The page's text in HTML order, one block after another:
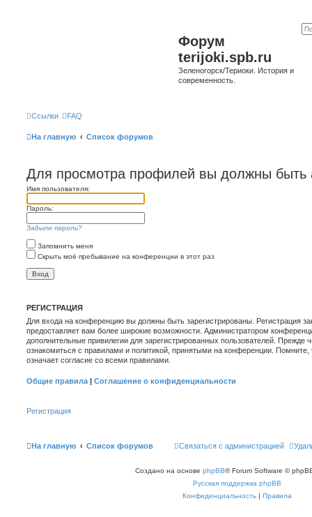
Форум
terijoki.spb.ru
Зеленогорск/Териоки. История и
современность.
Ссылки FAQ
На главную Список форумов
Для просмотра профилей вы должны быть
Имя пользователя:
Пароль:
Забыли пароль?
Запомнить меня
Скрыть моё пребывание на конференции в этот раз
РЕГИСТРАЦИЯ
Для входа на конференцию вы должны быть зарегистрированы. Регистрация
предоставляет вам более широкие возможности. Администратором
дополнительные привилегии для зарегистрированных пользователей. Прежде
ознакомиться с правилами и политикой, принятыми на конференции.
означает согласие со всеми правилами.
Общие правила | Соглашение о конфиденциальности
Регистрация
На главную Список форумов Связаться с администрацией
Создано на основе phpBB® Forum Software ©
Русская поддержка phpBB
Конфиденциальность | Правила